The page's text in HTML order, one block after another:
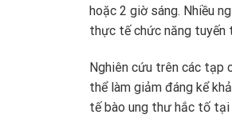
hoặc 2 giờ sáng. Nhiều
thực tế chức năng tuyến
Nghiên cứu trên các tạp
thể làm giảm đáng kể
tế bào ung thư hắc tố tại